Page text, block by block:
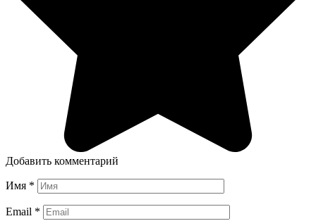
Добавить комментарий
Имя *
Email *